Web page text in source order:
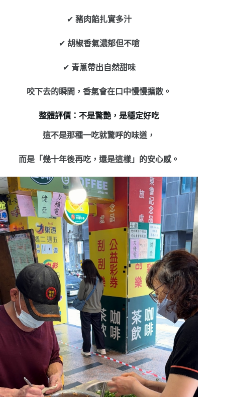
✔ 豬肉餡扎實多汁
✔ 胡椒香氣濃郁但不嗆
✔ 青蔥帶出自然甜味
咬下去的瞬間，香氣會在口中慢慢擴散。
整體評價：不是驚艷，是穩定好吃
這不是那種一吃就驚呼的味道，
而是 「幾十年後再吃，還是這樣」的安心感。